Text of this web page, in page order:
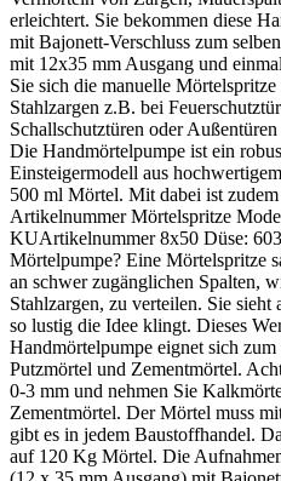
erleichtert. Sie bekommen diese
mit Bajonett-Verschluss zum
mit 12x35 mm Ausgang und
Sie sich die manuelle
Stahlzargen z.B. bei
Schallschutztüren oder
Die Handmörtelpumpe ist ein
Einsteigermodell aus
500 ml Mörtel. Mit dabei ist
Artikelnummer Mörtelspritze
KUArtikelnummer 8x50 Düse:
Mörtelpumpe? Eine Mörtelspritze
an schwer zugänglichen Spalten,
Stahlzargen, zu verteilen. Sie
so lustig die Idee klingt. Dieses
Handmörtelpumpe eignet sich
Putzmörtel und Zementmörtel.
0-3 mm und nehmen Sie
Zementmörtel. Der Mörtel muss
gibt es in jedem Baustoffhandel.
auf 120 Kg Mörtel. Die